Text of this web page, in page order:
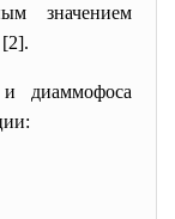
значением
диаммофоса